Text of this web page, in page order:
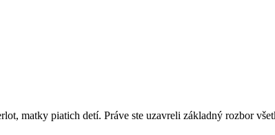
matky piatich detí. Práve ste uzavreli základný rozbor